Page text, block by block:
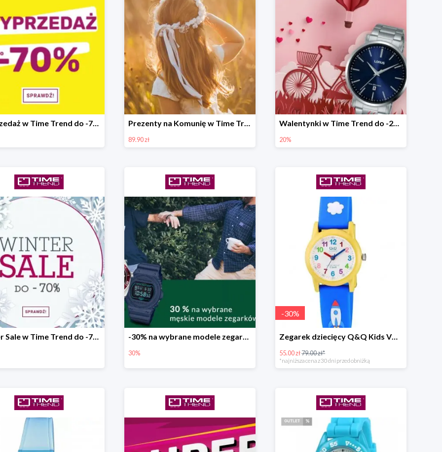
Wyprzedaż w Time Trend do -70% Prezenty na Komunię w Time Trend od 89,90 zł
89.90 zł
Walentynki w Time Trend do -20%
20%
Winter Sale w Time Trend do -70% -30% na wybrane modele zegarków
30%
-30%
Zegarek dziecięcy Q&Q Kids VR99-003
55.00 zł79.00 zł*
*najniższa cena z 30 dni przed obniżką